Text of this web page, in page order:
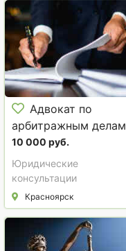
Адвокат по
арбитражным делам
Красноярск
10 000 руб.
Юридические
консультации
Красноярск